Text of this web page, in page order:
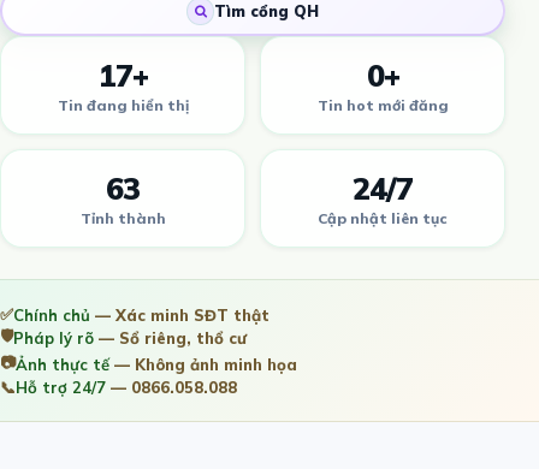
Tìm cổng QH
17+
Tin đang hiển thị
0+
Tin hot mới đăng
63
Tỉnh thành
24/7
Cập nhật liên tục
✅Chính chủ — Xác minh SĐT thật
🛡️Pháp lý rõ — Sổ riêng, thổ cư
📷Ảnh thực tế— Không ảnh minh họa
📞Hỗ trợ 24/7 — 0866.058.088